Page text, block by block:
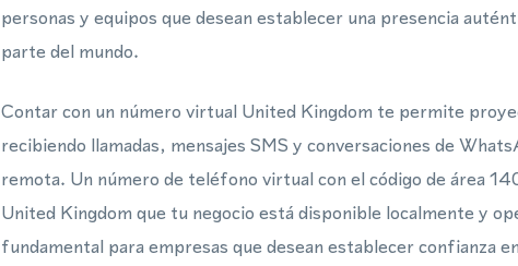
personas y equipos que desean establecer una presencia
parte del mundo.
Contar con un número virtual United Kingdom te permite
recibiendo llamadas, mensajes SMS y conversaciones de
remota. Un número de teléfono virtual con el código de área
United Kingdom que tu negocio está disponible localmente y
fundamental para empresas que desean establecer confianza